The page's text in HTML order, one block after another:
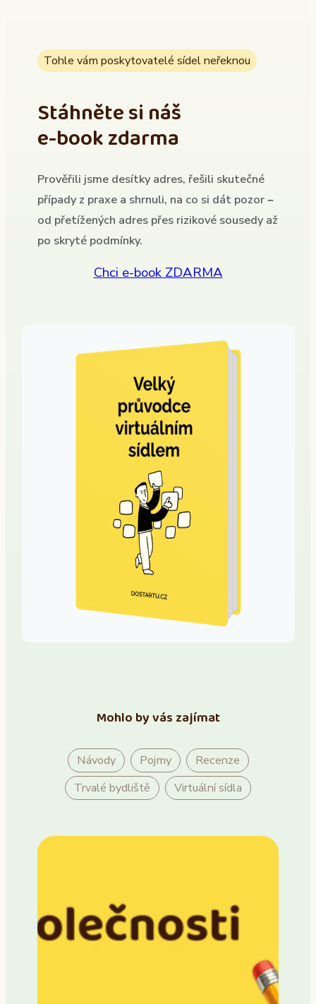
Tohle vám poskytovatelé sídel neřeknou
Stáhněte si náš
e-book zdarma
Prověřili jsme desítky adres, řešili skutečné
případy z praxe a shrnuli, na co si dát pozor –
od přetížených adres přes rizikové sousedy až
po skryté podmínky.
Chci e-book ZDARMA
Mohlo by vás zajímat
Návody Pojmy
Recenze
Trvalé bydliště
Virtuální sídla